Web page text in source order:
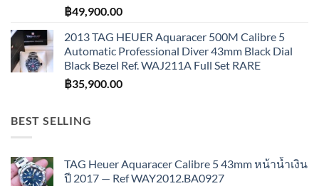
฿49,900.00
2013 TAG HEUER Aquaracer 500M Calibre 5
Automatic Professional Diver 43mm Black Dial
Black Bezel Ref. WAJ211A Full Set RARE
฿35,900.00
BEST SELLING
TAG Heuer Aquaracer Calibre 5 43mm หน้าน้ำเงิน
ปี 2017 — Ref WAY2012.BA0927